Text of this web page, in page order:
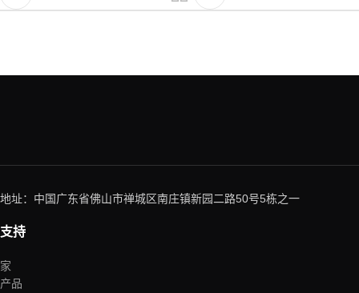
地址：中国广东省佛山市禅城区南庄镇新园二路50号5栋之一
支持
家
产品